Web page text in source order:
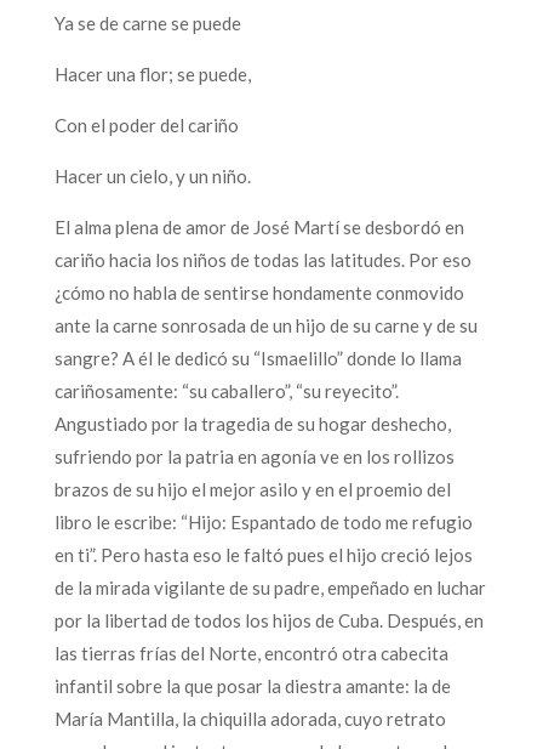
Ya se de carne se puede
Hacer una flor; se puede,
Con el poder del cariño
Hacer un cielo, y un niño.
El alma plena de amor de José Martí se desbordó en
cariño hacia los niños de todas las latitudes. Por eso
¿cómo no habla de sentirse hondamente conmovido
ante la carne sonrosada de un hijo de su carne y de su
sangre? A él le dedicó su “Ismaelillo” donde lo llama
cariñosamente: “su caballero”, “su reyecito”.
Angustiado por la tragedia de su hogar deshecho,
sufriendo por la patria en agonía ve en los rollizos
brazos de su hijo el mejor asilo y en el proemio del
libro le escribe: “Hijo: Espantado de todo me refugio
en ti”. Pero hasta eso le faltó pues el hijo creció lejos
de la mirada vigilante de su padre, empeñado en luchar
por la libertad de todos los hijos de Cuba. Después, en
las tierras frías del Norte, encontró otra cabecita
infantil sobre la que posar la diestra amante: la de
María Mantilla, la chiquilla adorada, cuyo retrato